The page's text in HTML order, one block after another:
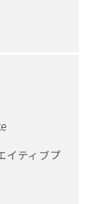
イティブプ